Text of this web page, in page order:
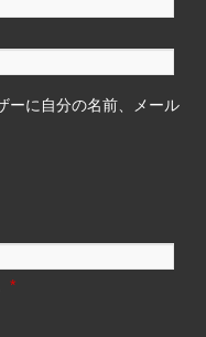
ーに自分の名前、メール
*